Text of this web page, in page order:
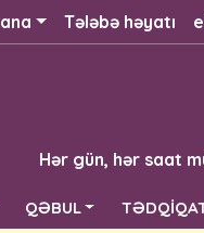
Tələbə həyatı
Hər gün, hər saat
QƏBUL